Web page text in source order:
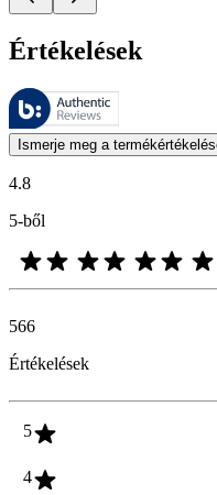
Értékelések
Ezeket az értékeléseket a
A termékbesorolás és
Ismerje meg a
4.8
5-ből
566
Értékelések
5
4